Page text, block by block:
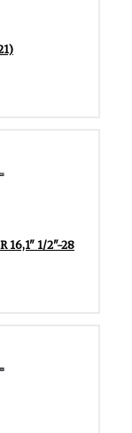
16,1" 1/2"-28